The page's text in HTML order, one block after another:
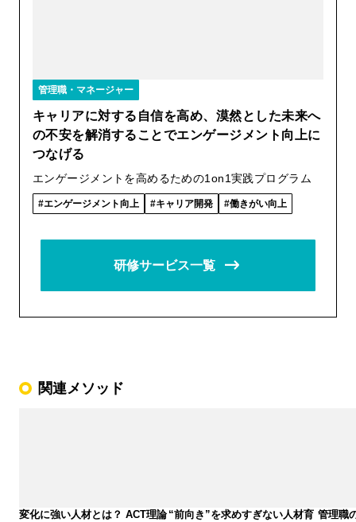
管理職・マネージャー
キャリアに対する自信を高め、漠然とした未来へ
の不安を解消することでエンゲージメント向上に
つなげる
エンゲージメントを高めるための1on1実践プログラム
エンゲージメント向上 キャリア開発 働きがい向上
研修サービス一覧
関連メソッド
変化に強い人材とは？ ACT理論 “前向き”を求めすぎない人材育 管理職